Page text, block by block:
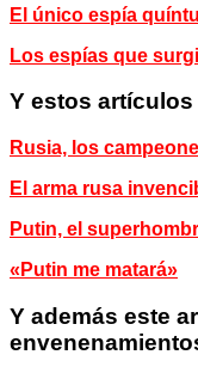
El único espía
Los espías que
Y estos
Rusia, los
El arma rusa
Putin, el
«Putin me matará»
Y además este